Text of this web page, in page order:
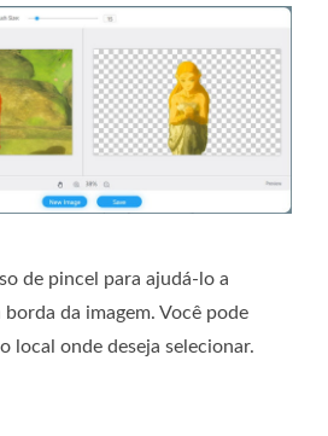
de pincel para ajudá-lo a
da imagem. Você pode
local onde deseja selecionar.